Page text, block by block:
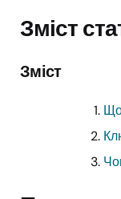
Зміст
Зміст